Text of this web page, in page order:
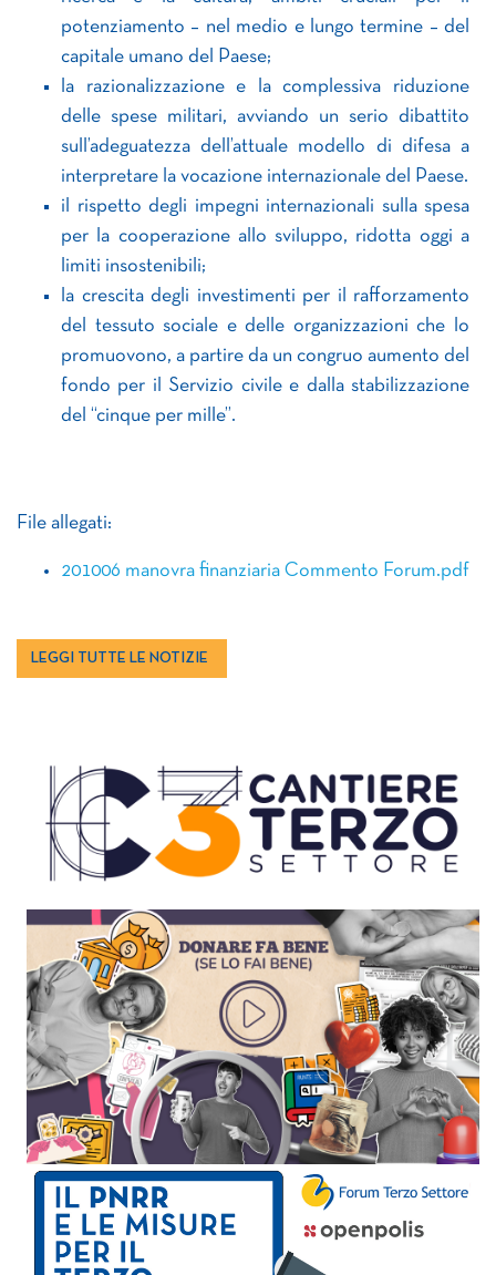
potenziamento – nel medio e lungo termine – del
capitale umano del Paese;
la razionalizzazione e la complessiva riduzione
delle spese militari, avviando un serio dibattito
sull’adeguatezza dell’attuale modello di difesa a
interpretare la vocazione internazionale del Paese.
il rispetto degli impegni internazionali sulla spesa
per la cooperazione allo sviluppo, ridotta oggi a
limiti insostenibili;
la crescita degli investimenti per il rafforzamento
del tessuto sociale e delle organizzazioni che lo
promuovono, a partire da un congruo aumento del
fondo per il Servizio civile e dalla stabilizzazione
del “cinque per mille”.
File allegati:
201006 manovra finanziaria Commento Forum.pdf
LEGGI TUTTE LE NOTIZIE